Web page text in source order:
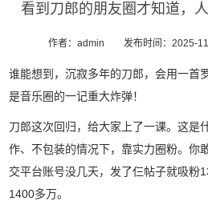
看到刀郎的朋友圈才知道，
作者：admin 发布时间：2025-
谁能想到，沉寂多年的刀郎，会用一首
是音乐圈的一记重大炸弹！
刀郎这次回归，给大家上了一课。这是
作、不包装的情况下，靠实力圈粉。你
交平台账号没几天，发了仨帖子就吸粉
1400多万。